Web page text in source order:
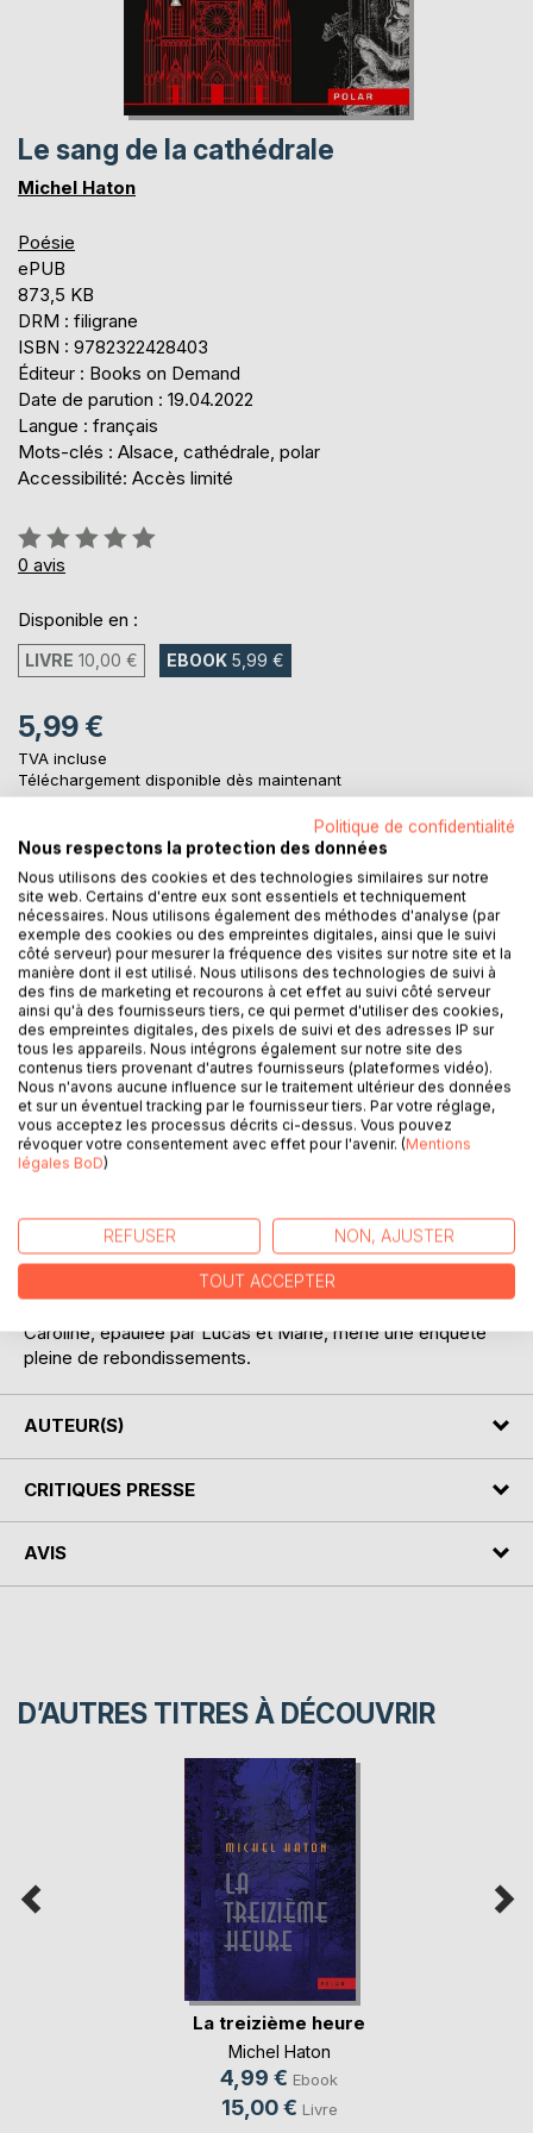
Le sang de la cathédrale
Michel Haton
Poésie
ePUB
873,5 KB
DRM : filigrane
ISBN : 9782322428403
Éditeur : Books on Demand
Date de parution : 19.04.2022
Langue : français
Mots-clés : Alsace, cathédrale, polar
Accessibilité: Accès limité
Évaluation:
0%
0 avis
Disponible en :
LIVRE 10,00 € EBOOK 5,99 €
5,99 €
TVA incluse
Téléchargement disponible dès maintenant
AJOUTER AU PANIER
Ajouter à ma liste d'envies
Laisser un avis
DESCRIPTION
Elle ne peut sortir de la grand Ile de Strasbourg : pourquoi ?
Elle mène une enquête sur trois meurtres qui tournent
autour de la cathédrale de Strasbourg.
Un trafic de drogue ?
Caroline, épaulée par Lucas et Marie, mène une enquête
pleine de rebondissements.
AUTEUR(S)
CRITIQUES PRESSE
AVIS
D’AUTRES TITRES À DÉCOUVRIR
La treizième heure
Michel Haton
4,99 € Ebook
15,00 € Livre
Politique de confidentialité
Nous respectons la protection des données
Nous utilisons des cookies et des technologies similaires sur notre
site web. Certains d'entre eux sont essentiels et techniquement
nécessaires. Nous utilisons également des méthodes d'analyse (par
exemple des cookies ou des empreintes digitales, ainsi que le suivi
côté serveur) pour mesurer la fréquence des visites sur notre site et la
manière dont il est utilisé. Nous utilisons des technologies de suivi à
des fins de marketing et recourons à cet effet au suivi côté serveur
ainsi qu'à des fournisseurs tiers, ce qui permet d'utiliser des cookies,
des empreintes digitales, des pixels de suivi et des adresses IP sur
tous les appareils. Nous intégrons également sur notre site des
contenus tiers provenant d'autres fournisseurs (plateformes vidéo).
Nous n'avons aucune influence sur le traitement ultérieur des données
et sur un éventuel tracking par le fournisseur tiers. Par votre réglage,
vous acceptez les processus décrits ci-dessus. Vous pouvez
révoquer votre consentement avec effet pour l'avenir. (Mentions
légales BoD)
REFUSER NON, AJUSTER
TOUT ACCEPTER